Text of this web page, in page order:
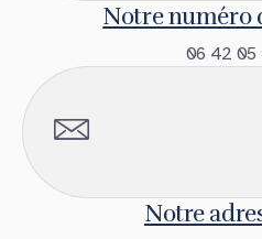
Notre numéro
06 42 05
Notre